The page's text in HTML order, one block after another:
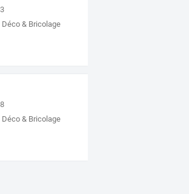
Déco & Bricolage
Déco & Bricolage